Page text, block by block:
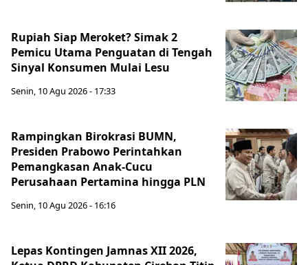
Rupiah Siap Meroket? Simak 2
Pemicu Utama Penguatan di Tengah
Sinyal Konsumen Mulai Lesu
Senin, 10 Agu 2026 - 17:33
Rampingkan Birokrasi BUMN,
Presiden Prabowo Perintahkan
Pemangkasan Anak-Cucu
Perusahaan Pertamina hingga PLN
Senin, 10 Agu 2026 - 16:16
Lepas Kontingen Jamnas XII 2026,